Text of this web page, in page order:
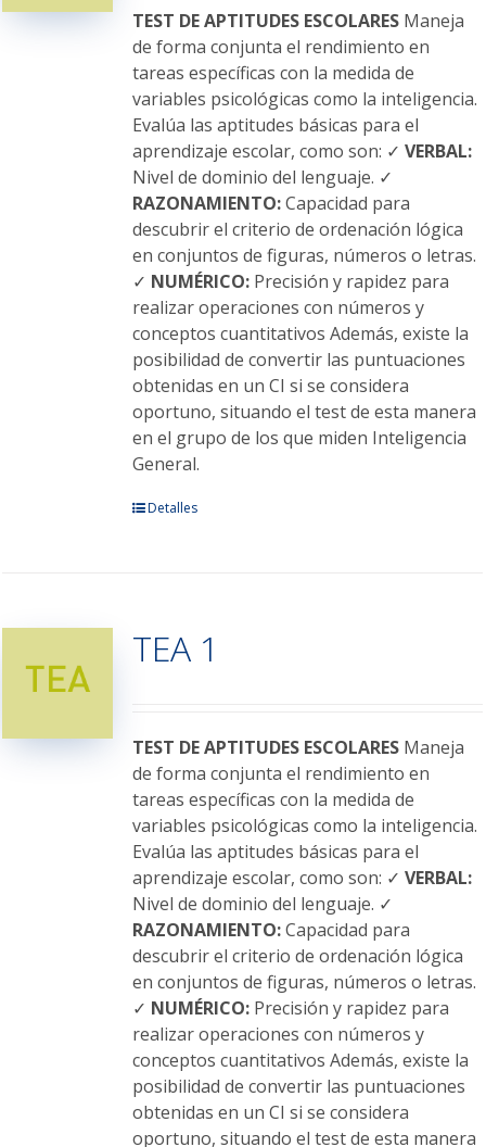
elegir
en
la
página
de
producto
TEST DE APTITUDES ESCOLARESManeja
de forma conjunta el rendimiento en
tareas específicas con la medida de
variables psicológicas como la inteligencia.
Evalúa las aptitudes básicas para el
aprendizaje escolar, como son: ✓ VERBAL:
Nivel de dominio del lenguaje. ✓
RAZONAMIENTO:Capacidad para
descubrir el criterio de ordenación lógica
en conjuntos de figuras, números o letras.
✓ NUMÉRICO:Precisión y rapidez para
realizar operaciones con números y
conceptos cuantitativos Además, existe la
posibilidad de convertir las puntuaciones
obtenidas en un CI si se considera
oportuno, situando el test de esta manera
en el grupo de los que miden Inteligencia
General.
Este
Las
opciones
elegir
en
la
página
de
producto
Detalles
TEA 1
TEST DE APTITUDES ESCOLARESManeja
de forma conjunta el rendimiento en
tareas específicas con la medida de
variables psicológicas como la inteligencia.
Evalúa las aptitudes básicas para el
aprendizaje escolar, como son: ✓ VERBAL:
Nivel de dominio del lenguaje. ✓
RAZONAMIENTO:Capacidad para
descubrir el criterio de ordenación lógica
en conjuntos de figuras, números o letras.
✓ NUMÉRICO:Precisión y rapidez para
realizar operaciones con números y
conceptos cuantitativos Además, existe la
posibilidad de convertir las puntuaciones
obtenidas en un CI si se considera
oportuno, situando el test de esta manera